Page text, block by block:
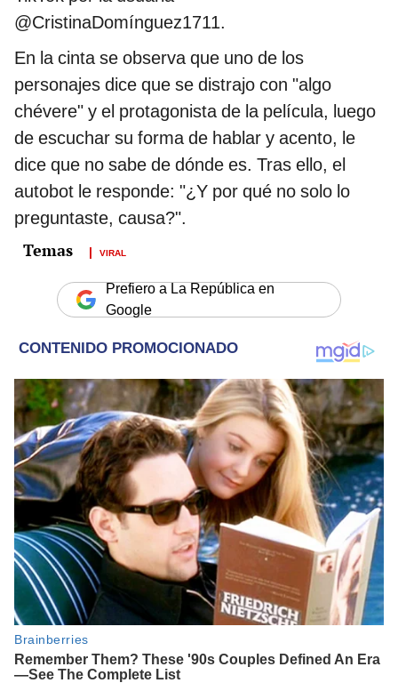
@CristinaDomínguez1711.
En la cinta se observa que uno de los
personajes dice que se distrajo con "algo
chévere" y el protagonista de la película, luego
de escuchar su forma de hablar y acento, le
dice que no sabe de dónde es. Tras ello, el
autobot le responde: "¿Y por qué no solo lo
preguntaste, causa?".
VIRAL
Prefiero a La República en
Google